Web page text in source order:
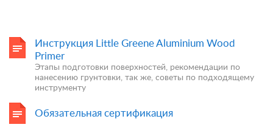
Инструкция Little Greene Aluminium Wood
Primer
Этапы подготовки поверхностей, рекомендации по
нанесению грунтовки, так же, советы по подходящему
инструменту
Обязательная сертификация